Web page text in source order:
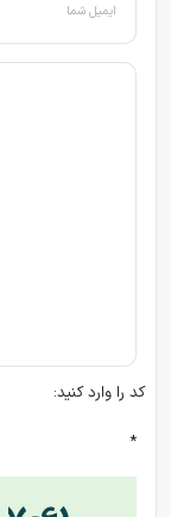
ایمیل شما
کد را وارد کنید:
*